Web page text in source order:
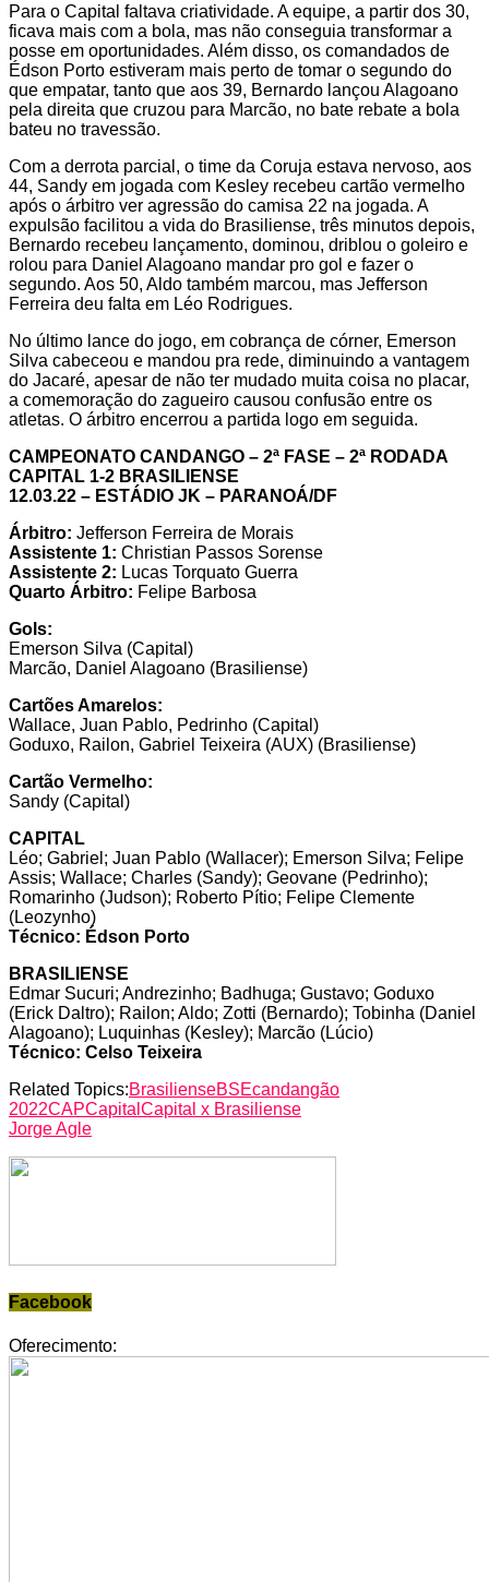
Para o Capital faltava criatividade. A equipe, a partir dos 30,
ficava mais com a bola, mas não conseguia transformar a
posse em oportunidades. Além disso, os comandados de
Édson Porto estiveram mais perto de tomar o segundo do
que empatar, tanto que aos 39, Bernardo lançou Alagoano
pela direita que cruzou para Marcão, no bate rebate a bola
bateu no travessão.
Com a derrota parcial, o time da Coruja estava nervoso, aos
44, Sandy em jogada com Kesley recebeu cartão vermelho
após o árbitro ver agressão do camisa 22 na jogada. A
expulsão facilitou a vida do Brasiliense, três minutos depois,
Bernardo recebeu lançamento, dominou, driblou o goleiro e
rolou para Daniel Alagoano mandar pro gol e fazer o
segundo. Aos 50, Aldo também marcou, mas Jefferson
Ferreira deu falta em Léo Rodrigues.
No último lance do jogo, em cobrança de córner, Emerson
Silva cabeceou e mandou pra rede, diminuindo a vantagem
do Jacaré, apesar de não ter mudado muita coisa no placar,
a comemoração do zagueiro causou confusão entre os
atletas. O árbitro encerrou a partida logo em seguida.
CAMPEONATO CANDANGO – 2ª FASE – 2ª RODADA
CAPITAL 1-2 BRASILIENSE
12.03.22 – ESTÁDIO JK – PARANOÁ/DF
Árbitro: Jefferson Ferreira de Morais
Assistente 1: Christian Passos Sorense
Assistente 2: Lucas Torquato Guerra
Quarto Árbitro: Felipe Barbosa
Gols:
Emerson Silva (Capital)
Marcão, Daniel Alagoano (Brasiliense)
Cartões Amarelos:
Wallace, Juan Pablo, Pedrinho (Capital)
Goduxo, Railon, Gabriel Teixeira (AUX) (Brasiliense)
Cartão Vermelho:
Sandy (Capital)
CAPITAL
Léo; Gabriel; Juan Pablo (Wallacer); Emerson Silva; Felipe
Assis; Wallace; Charles (Sandy); Geovane (Pedrinho);
Romarinho (Judson); Roberto Pítio; Felipe Clemente
(Leozynho)
Técnico: Édson Porto
BRASILIENSE
Edmar Sucuri; Andrezinho; Badhuga; Gustavo; Goduxo
(Erick Daltro); Railon; Aldo; Zotti (Bernardo); Tobinha (Daniel
Alagoano); Luquinhas (Kesley); Marcão (Lúcio)
Técnico: Celso Teixeira
Related Topics:BrasilienseBSEcandangão
2022CAPCapital Capital x Brasiliense
Jorge Agle
Facebook
Oferecimento: